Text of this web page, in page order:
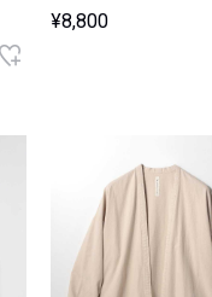
¥8,800